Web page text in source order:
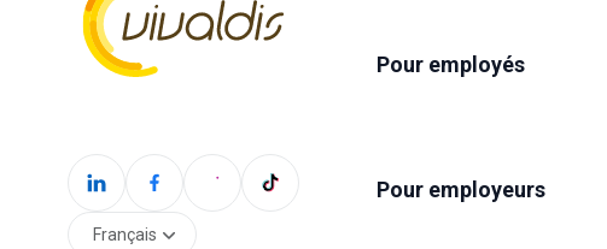
Français
Pour employés
Pour employeurs